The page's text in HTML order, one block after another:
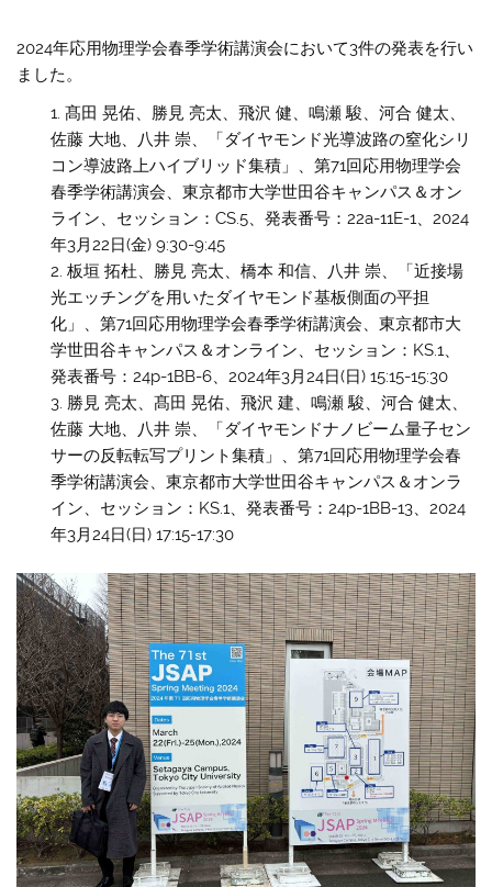
2024年応用物理学会春季学術講演会において3件の発表を行い
ました。
髙田 晃佑、勝見 亮太、飛沢 健、鳴瀬 駿、河合 健太、
佐藤 大地、八井 崇、「ダイヤモンド光導波路の窒化シリ
コン導波路上ハイブリッド集積」、第71回応用物理学会
春季学術講演会、東京都市大学世田谷キャンパス＆オン
ライン、セッション：CS.5、発表番号：22a-11E-1、2024
年3月22日(金) 9:30-9:45
板垣 拓杜、勝見 亮太、橋本 和信、八井 崇、「近接場
光エッチングを用いたダイヤモンド基板側面の平担
化」、第71回応用物理学会春季学術講演会、東京都市大
学世田谷キャンパス＆オンライン、セッション：KS.1、
発表番号：24p-1BB-6、2024年3月24日(日) 15:15-15:30
勝見 亮太、髙田 晃佑、飛沢 建、鳴瀬 駿、河合 健太、
佐藤 大地、八井 崇、「ダイヤモンドナノビーム量子セン
サーの反転転写プリント集積」、第71回応用物理学会春
季学術講演会、東京都市大学世田谷キャンパス＆オンラ
イン、セッション：KS.1、発表番号：24p-1BB-13、2024
年3月24日(日) 17:15-17:30